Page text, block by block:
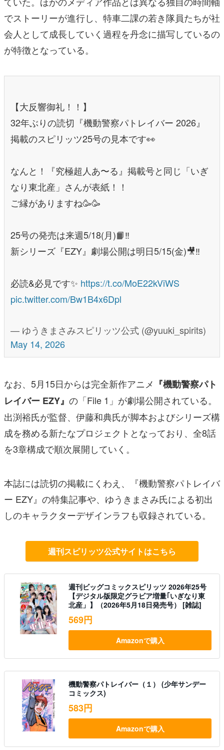
でストーリーが進行し、特車二課の若き隊員たちが社
会人として成長していく過程を丹念に描写しているの
が特徴となっている。
【大反響御礼！！】
32年ぶりの読切『機動警察パトレイバー 2026』
掲載のスピリッツ25号の見本です👀
なんと！『究極超人あ〜る』掲載号と同じ「いぎ
なり東北産」さんが表紙！！
ご縁がありますね🥳🥳
25号の発売は来週5/18(月)📙‼️
新シリーズ『EZY』劇場公開は明日5/15(金)🎥‼️
必読&必見です✨ https://t.co/MoE22kViWS
pic.twitter.com/Bw1B4x6Dpl
— ゆうきまさみスピリッツ公式 (@yuuki_spirits)
May 14, 2026
なお、5月15日からは完全新作アニメ 『機動警察パト
レイバー EZY』 の「File 1」が劇場公開されている。
出渕裕氏が監督、伊藤和典氏が脚本およびシリーズ構
成を務める新たなプロジェクトとなっており、全8話
を3章構成で順次展開していく。
本誌には読切の掲載にくわえ、『機動警察パトレイバ
ー EZY』の特集記事や、ゆうきまさみ氏による初出
しのキャラクターデザインラフも収録されている。
週刊スピリッツ公式サイトはこちら
週刊ビッグコミックスピリッツ 2026年25号
【デジタル版限定グラビア増量｢いぎなり東
北産」】（2026年5月18日発売号） [雑誌]
569円
Amazonで購入
機動警察パトレイバー（１） (少年サンデー
コミックス)
583円
Amazonで購入